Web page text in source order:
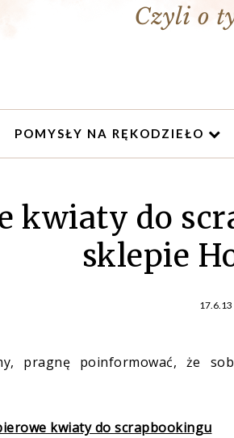
POMYSŁY NA RĘKODZIEŁO
kwiaty do
sklepie
17.6.13
pragnę poinformować, że
kwiaty do scrapbookingu